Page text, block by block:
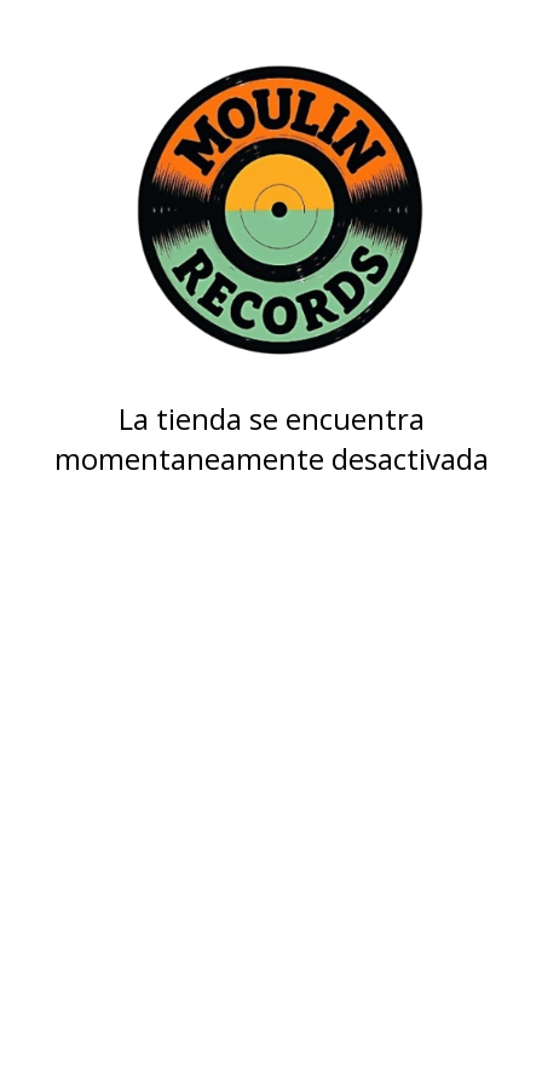
La tienda se encuentra
momentaneamente desactivada